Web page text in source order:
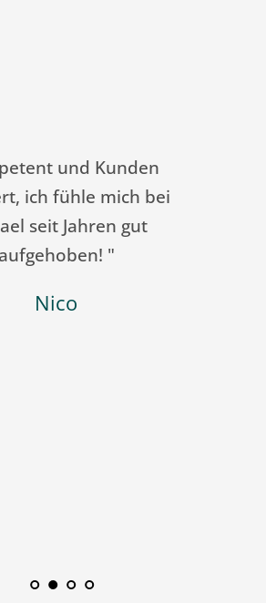
ihn und seine Arbeit
Er antwortet zügig und
sich hervorragend um
all unsere
auf eine weiterhin so